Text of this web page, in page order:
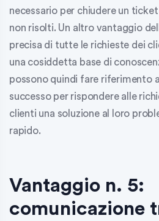
necessario per chiudere un
non risolti. Un altro vantaggio
precisa di tutte le richieste dei
una cosiddetta base di
possono quindi fare riferimento
successo per rispondere alle
clienti una soluzione al loro
rapido.
Vantaggio n. 5:
comunicazione